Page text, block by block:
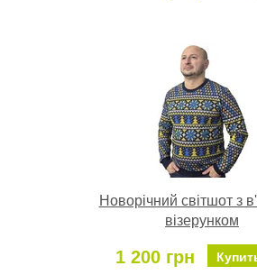
Новорічний світшот з
візерунком
1 200 грн